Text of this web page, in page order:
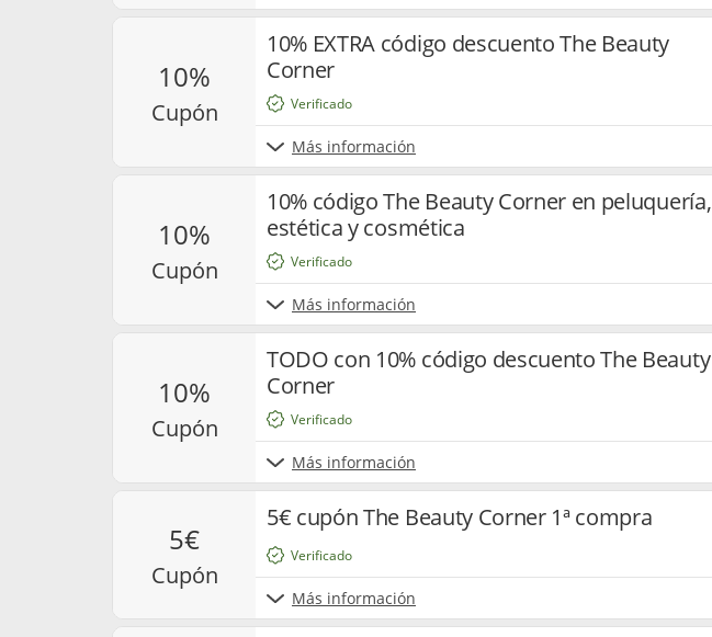
10%
cupón
10% EXTRA código descuento The Beauty
Corner
Más información
Verificado
10%
cupón
10% código The Beauty Corner en peluquería,
estética y cosmética
Más información
Verificado
10%
cupón
TODO con 10% código descuento The Beauty
Corner
Más información
Verificado
5€
cupón
5€ cupón The Beauty Corner 1ª compra
Más información
Verificado